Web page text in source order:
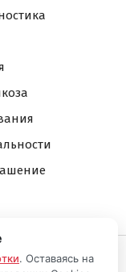
. Оставаясь на